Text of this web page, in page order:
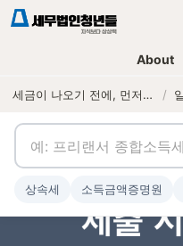
About
세금이 나오기 전에, 먼저 연락하는 세무법인 /
상속세 소득금액증명원